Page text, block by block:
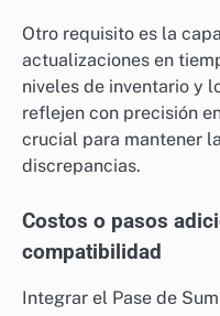
Otro requisito es la
actualizaciones en
niveles de inventario y
reflejen con precisión
crucial para mantener
discrepancias.
Costos o pasos
compatibilidad
Integrar el Pase de